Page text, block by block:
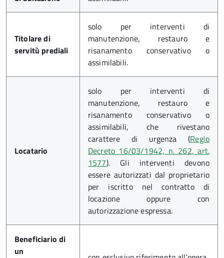
Titolare di
servitù prediali
solo per interventi di
manutenzione, restauro e
risanamento conservativo o
assimilabili.
Locatario
solo per interventi di
manutenzione, restauro e
risanamento conservativo o
assimilabili, che rivestano
carattere di urgenza (Regio
Decreto 16/03/1942, n. 262, art.
1577). Gli interventi devono
essere autorizzati dal proprietario
per iscritto nel contratto di
locazione oppure con
autorizzazione espressa.
Beneficiario di
un